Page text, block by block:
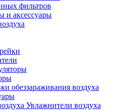
фильтров
и аксессуары
обеззараживания воздуха
Увлажнители воздуха